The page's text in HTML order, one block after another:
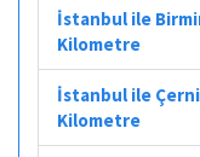
İstanbul ile
Kilometre
İstanbul ile
Kilometre